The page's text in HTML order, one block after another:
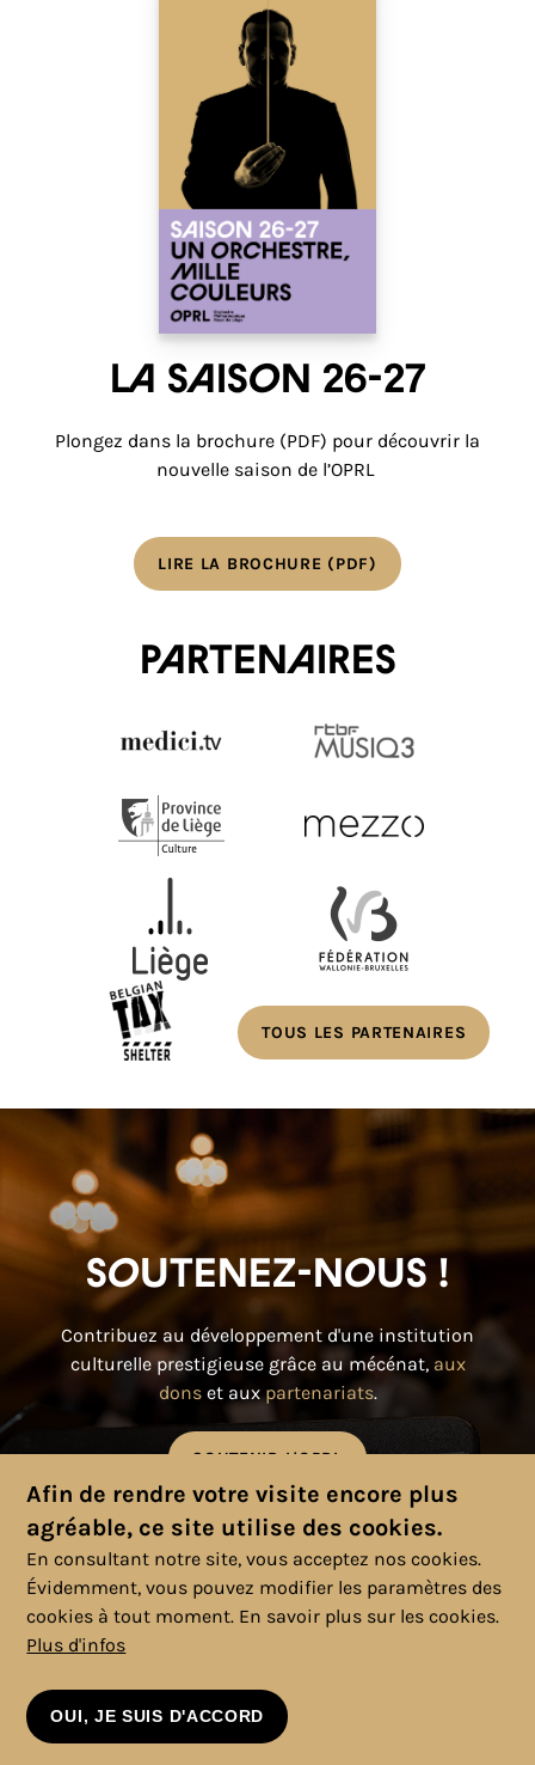
La saison 26-27
Plongez dans la brochure (PDF) pour découvrir la
nouvelle saison de l’OPRL
LIRE LA BROCHURE (PDF)
Partenaires
TOUS LES PARTENAIRES
Soutenez-nous !
Contribuez au développement d'une institution
culturelle prestigieuse grâce au mécénat, aux
dons et aux partenariats.
SOUTENIR L'OPRL
privée|Mentions légales|Conditions générales
VOIR LE CALENDRIER
Afin de rendre votre visite encore plus
agréable, ce site utilise des cookies.
En consultant notre site, vous acceptez nos cookies.
Évidemment, vous pouvez modifier les paramètres des
cookies à tout moment. En savoir plus sur les cookies.
Plus d'infos
OUI, JE SUIS D'ACCORD